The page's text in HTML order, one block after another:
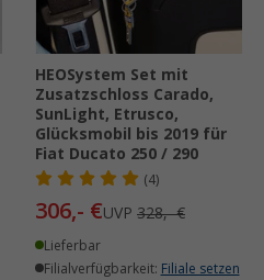
HEOSystem Set mit
Zusatzschloss Carado,
SunLight, Etrusco,
Glücksmobil bis 2019 für
Fiat Ducato 250 / 290
(4)
306,- €UVP 328,- €
Lieferbar
Filialverfügbarkeit: Filiale setzen